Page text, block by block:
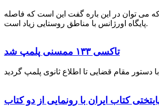
می توان در این باره گفت این است که فاصله
پایگاه اورژانس با مناطق روستایی زیاد است.
تاکسی ۱۳۳ ممسنی پلمپ شد
کتاب ایران با رونمایی از دو کتاب